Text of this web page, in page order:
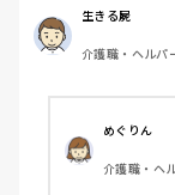
急の外出を控えて
利用者さんは、
況です。
みんなが我慢を
ます。
皆さんの施設で
か？
生きる屍
介護職・ヘルパ
めぐりん
介護職・ヘ